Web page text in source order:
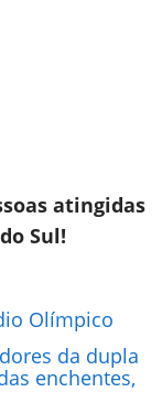
atingidas
Sul!
Olímpico
da dupla
enchentes,